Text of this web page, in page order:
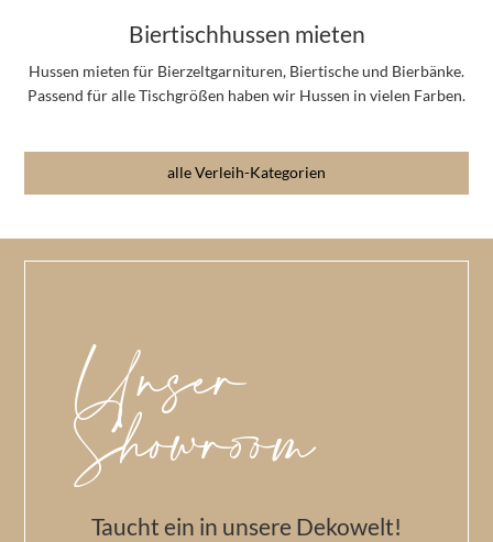
Biertischhussen mieten
Hussen mieten für Bierzeltgarnituren, Biertische und Bierbänke.
Passend für alle Tischgrößen haben wir Hussen in vielen Farben.
alle Verleih-Kategorien
Unser
Showroom
Taucht ein in unsere Dekowelt!